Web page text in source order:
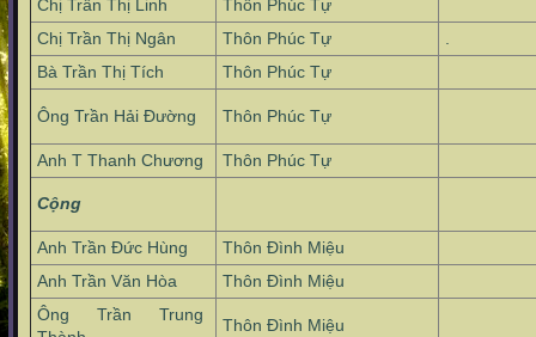
Chị Trần Thị Linh
Thôn Phúc Tự
Chị Trần Thị Ngân
Thôn Phúc Tự
Bà Trần Thị Tích
Thôn Phúc Tự
Ông Trần Hải Đường Thôn Phúc Tự
Anh T Thanh Chương Thôn Phúc Tự
Cộng
Anh Trần Đức Hùng
Thôn Đình Miệu
Anh Trần Văn Hòa
Thôn Đình Miệu
Ông Trần Trung
Thôn Đình Miệu